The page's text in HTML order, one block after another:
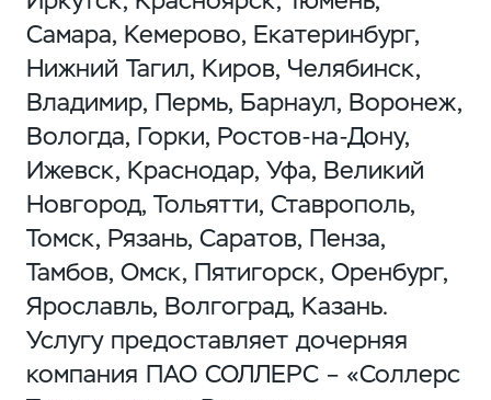
Самара, Кемерово, Екатеринбург,
Нижний Тагил, Киров, Челябинск,
Владимир, Пермь, Барнаул, Воронеж,
Вологда, Горки, Ростов-на-Дону,
Ижевск, Краснодар, Уфа, Великий
Новгород, Тольятти, Ставрополь,
Томск, Рязань, Саратов, Пенза,
Тамбов, Омск, Пятигорск, Оренбург,
Ярославль, Волгоград, Казань.
Услугу предоставляет дочерняя
компания ПАО СОЛЛЕРС – «Соллерс